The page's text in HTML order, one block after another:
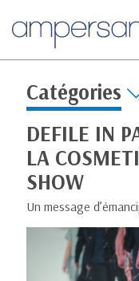
Catégories
DEFILE IN
LA
SHOW
Un message